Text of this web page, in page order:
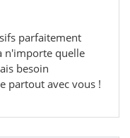
parfaitement
n'importe quelle
besoin
partout avec vous !